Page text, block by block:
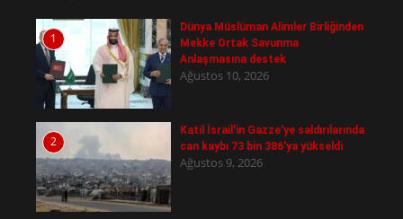
1
Dünya Müslüman Alimler Birliğinden
Mekke Ortak Savunma
Anlaşmasına destek
Ağustos 10, 2026
2
Katil İsrail'in Gazze'ye saldırılarında
can kaybı 73 bin 386'ya yükseldi
Ağustos 9, 2026